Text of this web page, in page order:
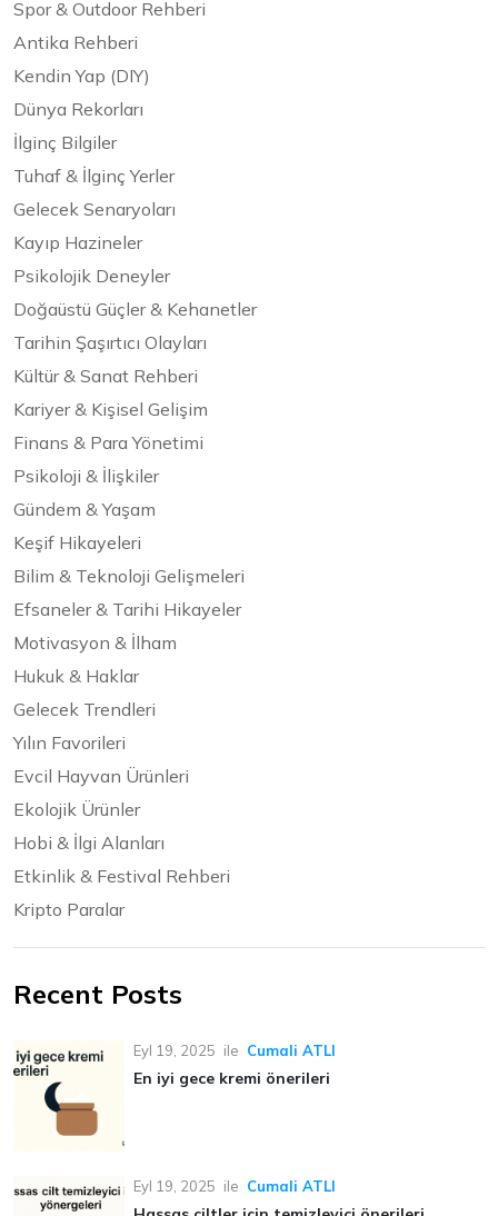
Spor & Outdoor Rehberi
Antika Rehberi
Kendin Yap (DIY)
Dünya Rekorları
İlginç Bilgiler
Tuhaf & İlginç Yerler
Gelecek Senaryoları
Kayıp Hazineler
Psikolojik Deneyler
Doğaüstü Güçler & Kehanetler
Tarihin Şaşırtıcı Olayları
Kültür & Sanat Rehberi
Kariyer & Kişisel Gelişim
Finans & Para Yönetimi
Psikoloji & İlişkiler
Gündem & Yaşam
Keşif Hikayeleri
Bilim & Teknoloji Gelişmeleri
Efsaneler & Tarihi Hikayeler
Motivasyon & İlham
Hukuk & Haklar
Gelecek Trendleri
Yılın Favorileri
Evcil Hayvan Ürünleri
Ekolojik Ürünler
Hobi & İlgi Alanları
Etkinlik & Festival Rehberi
Kripto Paralar
Recent Posts
Eyl 19, 2025 ile Cumali ATLI
En iyi gece kremi önerileri
Eyl 19, 2025 ile Cumali ATLI